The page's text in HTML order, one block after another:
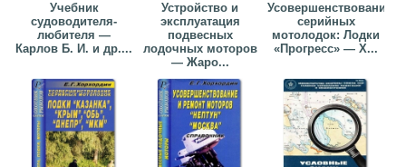
Учебник
судоводителя-
любителя —
Карлов Б. И. и др....
Устройство и
эксплуатация
подвесных
лодочных моторов
— Жаро...
Усовершенствование
серийных
мотолодок: Лодки
«Прогресс» — Х...